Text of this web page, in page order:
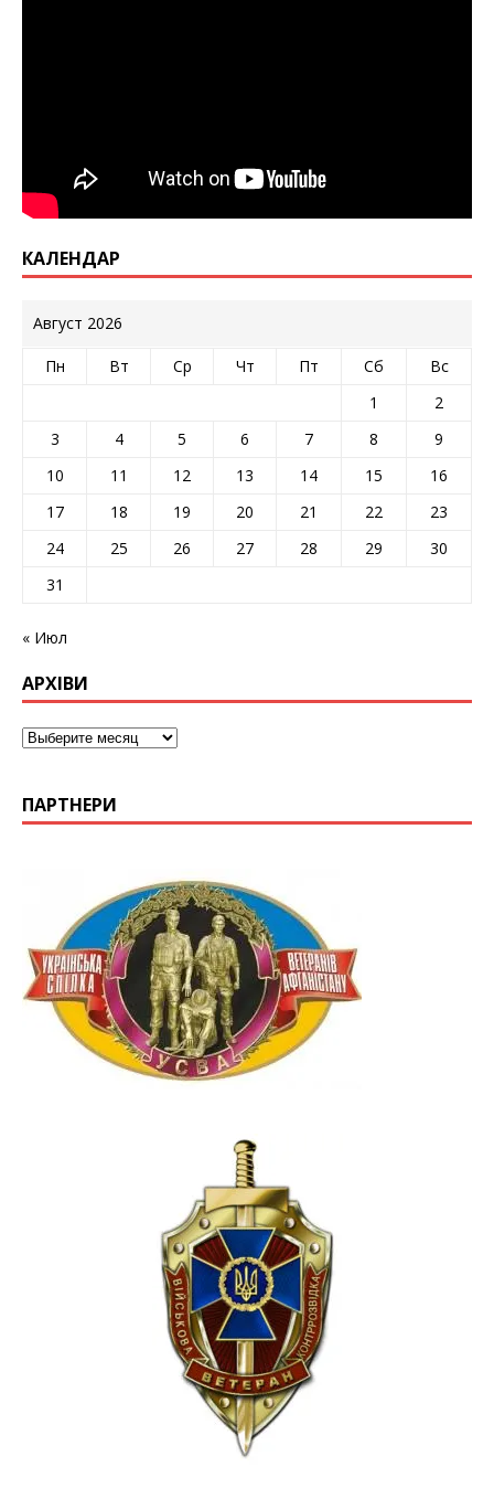
КАЛЕНДАР
Август 2026
Пн Вт Ср Чт Пт Сб
Вс
1
2
3
4 5 6 7 8
9
10
11 12 13 14 15
16
17
18 19 20 21 22
23
24
25 26 27 28 29
30
31
« Июл
АРХІВИ
ПАРТНЕРИ